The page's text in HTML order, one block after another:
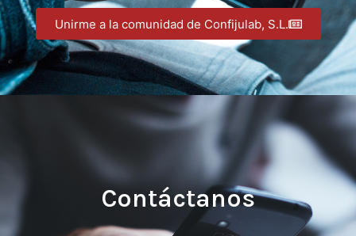
Unirme a la comunidad de Confijulab, S.L.
Contáctanos